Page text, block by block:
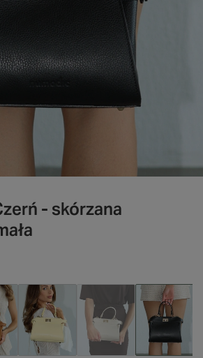
- skórzana